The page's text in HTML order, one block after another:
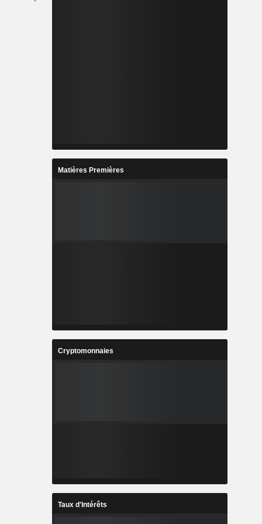
Matières Premières
Cryptomonnaies
Taux d'Intérêts